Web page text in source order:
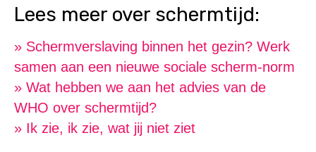
Lees meer over schermtijd:
» Schermverslaving binnen het gezin? Werk
samen aan een nieuwe sociale scherm-norm
» Wat hebben we aan het advies van de
WHO over schermtijd?
» Ik zie, ik zie, wat jij niet ziet